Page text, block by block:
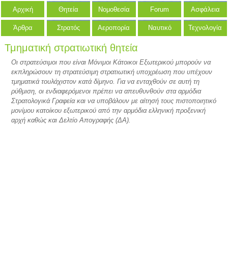
Αρχική Θητεία Νομοθεσία Forum Ασφάλεια
Άρθρα Στρατός Αεροπορία Ναυτικό Τεχνολογία
Τμηματική στρατιωτική θητεία
Οι στρατεύσιμοι που είναι Μόνιμοι Κάτοικοι Εξωτερικού μπορούν να
εκπληρώσουν τη στρατεύσιμη στρατιωτική υποχρέωση που υπέχουν
τμηματικά τουλάχιστον κατά δίμηνο. Για να ενταχθούν σε αυτή τη
ρύθμιση, οι ενδιαφερόμενοι πρέπει να απευθυνθούν στα αρμόδια
Στρατολογικά Γραφεία και να υποβάλουν με αίτησή τους πιστοποιητικό
μονίμου κατοίκου εξωτερικού από την αρμόδια ελληνική προξενική
αρχή καθώς και Δελτίο Απογραφής (ΔΑ).